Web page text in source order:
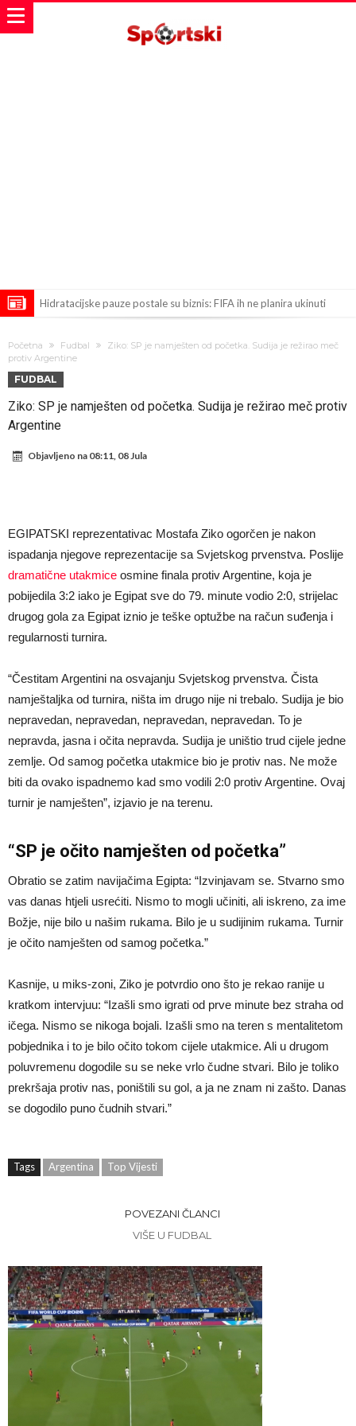
Hidratacijske pauze postale su biznis: FIFA ih ne planira ukinuti
Atletika?!
Ovo se Novaku nikad nije dešavalo: Sinner i Alcaraz odustaju, a
Zverev se odmah “raspao”
Infantino imao ljubavnicu: Isplivale skandalozne informacije, dobila je
novac od UEFA
Mourinho uvodi strogu disciplinu u Real Madrid. Ovo su tri nova
Početna Fudbal
Ziko: SP je namješten od početka. Sudija je režirao meč
protiv Argentine
FUDBAL
Ziko: SP je namješten od početka. Sudija je režirao meč protiv
Argentine
Objavljeno na 08:11, 08 Jula
EGIPATSKI reprezentativac Mostafa Ziko ogorčen je nakon
ispadanja njegove reprezentacije sa Svjetskog prvenstva. Poslije
dramatične utakmice osmine finala protiv Argentine, koja je
pobijedila 3:2 iako je Egipat sve do 79. minute vodio 2:0, strijelac
drugog gola za Egipat iznio je teške optužbe na račun suđenja i
regularnosti turnira.
“Čestitam Argentini na osvajanju Svjetskog prvenstva. Čista
namještaljka od turnira, ništa im drugo nije ni trebalo. Sudija je bio
nepravedan, nepravedan, nepravedan, nepravedan. To je
nepravda, jasna i očita nepravda. Sudija je uništio trud cijele jedne
zemlje. Od samog početka utakmice bio je protiv nas. Ne može
biti da ovako ispadnemo kad smo vodili 2:0 protiv Argentine. Ovaj
turnir je namješten”, izjavio je na terenu.
“SP je očito namješten od početka”
Obratio se zatim navijačima Egipta: “Izvinjavam se. Stvarno smo
vas danas htjeli usrećiti. Nismo to mogli učiniti, ali iskreno, za ime
Božje, nije bilo u našim rukama. Bilo je u sudijinim rukama. Turnir
je očito namješten od samog početka.”
Kasnije, u miks-zoni, Ziko je potvrdio ono što je rekao ranije u
kratkom intervjuu: “Izašli smo igrati od prve minute bez straha od
ičega. Nismo se nikoga bojali. Izašli smo na teren s mentalitetom
pobjednika i to je bilo očito tokom cijele utakmice. Ali u drugom
poluvremenu dogodile su se neke vrlo čudne stvari. Bilo je toliko
prekršaja protiv nas, poništili su gol, a ja ne znam ni zašto. Danas
se dogodilo puno čudnih stvari.”
Tags Argentina Top Vijesti
POVEZANI ČLANCI
VIŠE U FUDBAL